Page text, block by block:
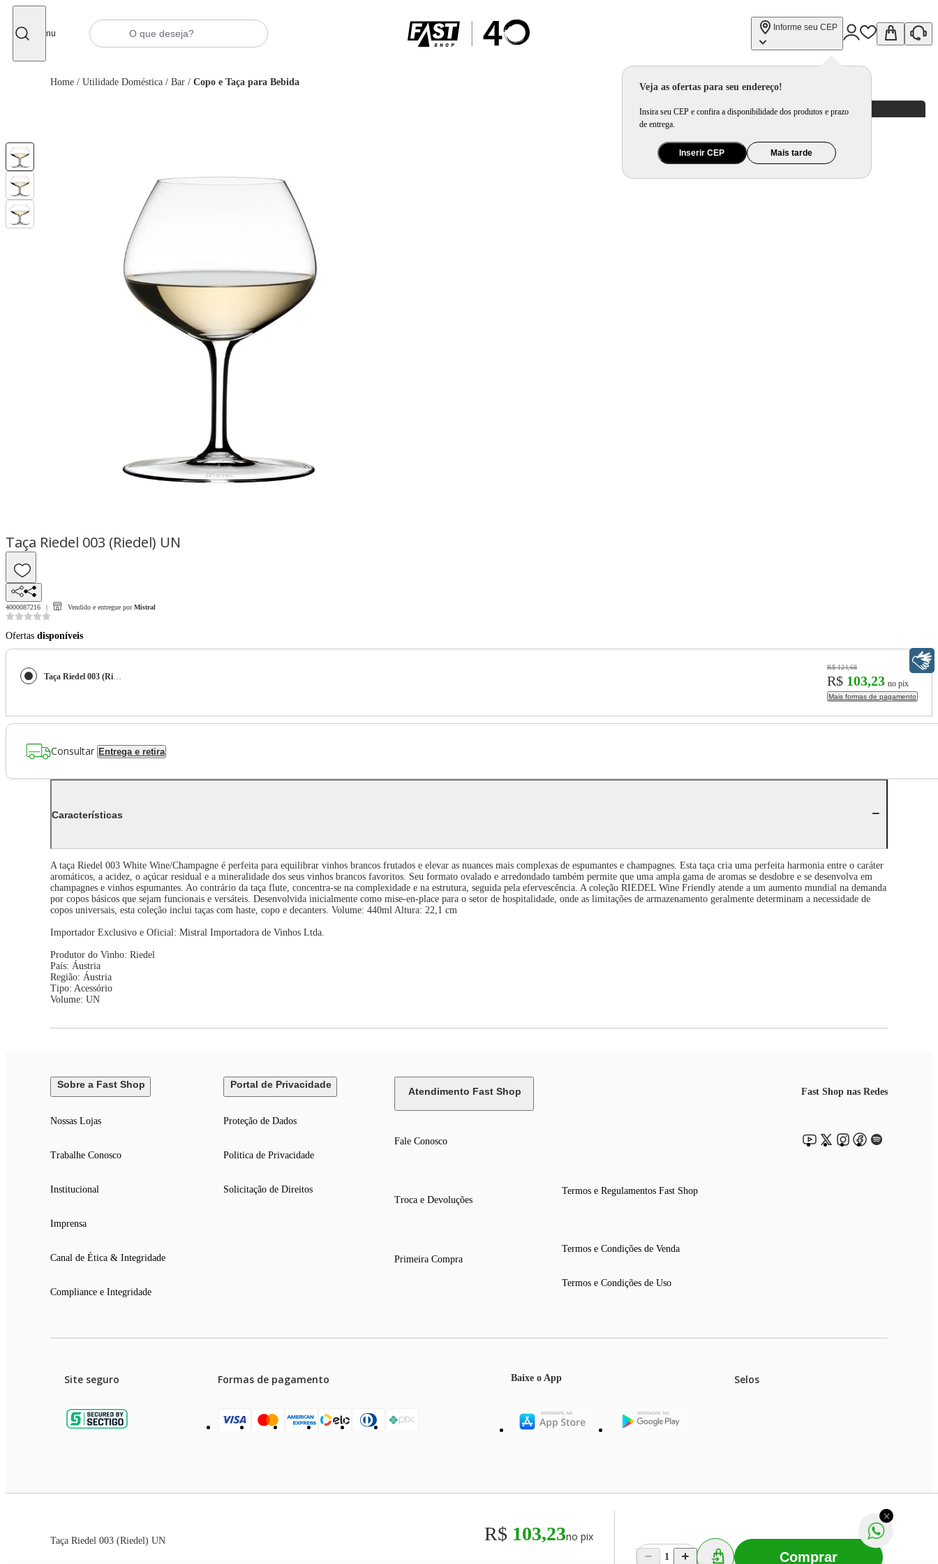
Menu
Informe seu CEP
Veja as ofertas para seu endereço!
Insira seu CEP e confira a disponibilidade dos produtos e prazo
de entrega.
Inserir CEP Mais tarde
Home / Utilidade Doméstica / Bar / Copo e Taça para Bebida
Taça Riedel 003 (Riedel) UN R$ 103,23no pix
1 Comprar
Taça Riedel 003 (Riedel) UN
4000087216 Vendido e entregue por Mistral
Ofertas disponíveis
Taça Riedel 003 (Riedel) UN
R$ 124,68
R$ 103,23 no pix
Mais formas de pagamento
Consultar Entrega e retira
Características
A taça Riedel 003 White Wine/Champagne é perfeita para equilibrar vinhos brancos frutados e elevar as nuances mais complexas de espumantes e champagnes. Esta taça cria uma perfeita harmonia entre o caráter
aromáticos, a acidez, o açúcar residual e a mineralidade dos seus vinhos brancos favoritos. Seu formato ovalado e arredondado também permite que uma ampla gama de aromas se desdobre e se desenvolva em
champagnes e vinhos espumantes. Ao contrário da taça flute, concentra-se na complexidade e na estrutura, seguida pela efervescência. A coleção RIEDEL Wine Friendly atende a um aumento mundial na demanda
por copos básicos que sejam funcionais e versáteis. Desenvolvida inicialmente como mise-en-place para o setor de hospitalidade, onde as limitações de armazenamento geralmente determinam a necessidade de
copos universais, esta coleção inclui taças com haste, copo e decanters. Volume: 440ml Altura: 22,1 cm
Importador Exclusivo e Oficial: Mistral Importadora de Vinhos Ltda.
Produtor do Vinho: Riedel
País: Áustria
Região: Áustria
Tipo: Acessório
Volume: UN
Sobre a Fast Shop
Nossas Lojas
Trabalhe Conosco
Institucional
Imprensa
Canal de Ética & Integridade
Compliance e Integridade
Portal de Privacidade
Proteção de Dados
Politica de Privacidade
Solicitação de Direitos
Atendimento Fast Shop
Fale Conosco
Troca e Devoluções
Primeira Compra
Termos e Regulamentos Fast Shop
Termos e Condições de Venda
Termos e Condições de Uso
Fast Shop nas Redes
Site seguro Formas de pagamento Baixe o App Selos
Preços e condições de pagamento válidos exclusivamente para compras efetuadas no site, podendo diferir na rede de lojas físicas.
As imagens dos produtos são meramente ilustrativas. Todos os preços e condições comerciais estão sujeitos a alteração sem aviso prévio. Fast Shop S. A. CNPJ: 43.708.379/0001-